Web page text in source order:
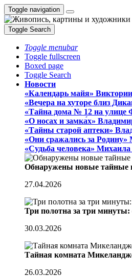
Toggle navigation
Toggle Search
Toggle menubar
Toggle fullscreen
Boxed page
Toggle Search
Новости
«Календарь майя»
«Вечера на хуторе близ
«Тайна дома № 12 на улице
«О носах и замка́х»
«Тайны старой аптеки»
«Они сражались за
«Судьба человека»
Обнаружены новые тайные
27.04.2026
Три полотна за три
30.03.2026
Тайная комната
26.03.2026